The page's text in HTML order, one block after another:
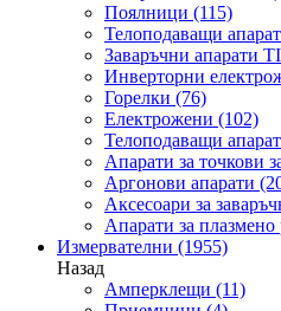
Поялници (115)
Телоподаващи
Заваръчни апарати
Инверторни
Горелки (76)
Електрожени (102)
Телоподаващи
Апарати за точкови
Аргонови апарати
Аксесоари за
Апарати за плазмено
Измервателни (1955)
Назад
Амперклещи (11)